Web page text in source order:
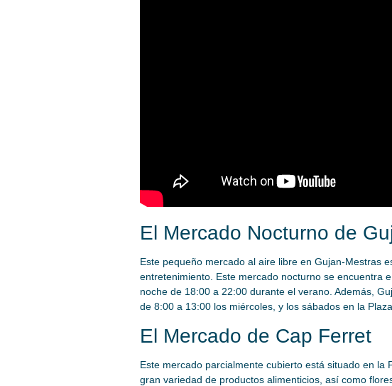
El Mercado Nocturno de
Este pequeño mercado al aire libre en Gujan-Mestras
entretenimiento. Este mercado nocturno se encuentra
noche de 18:00 a 22:00 durante el verano. Además,
de 8:00 a 13:00 los miércoles, y los sábados en la
El Mercado de Cap Ferret
Este mercado parcialmente cubierto está situado en
gran variedad de productos alimenticios, así como